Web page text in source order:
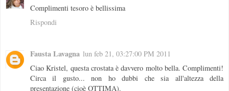
Complimenti tesoro è bellissima
Rispondi
Fausta Lavagna lun feb 21, 03:27:00 PM 2011
Ciao Kristel, questa crostata è davvero molto bella. Complimenti!
Circa il gusto... non ho dubbi che sia all'altezza della
presentazione (cioè OTTIMA).